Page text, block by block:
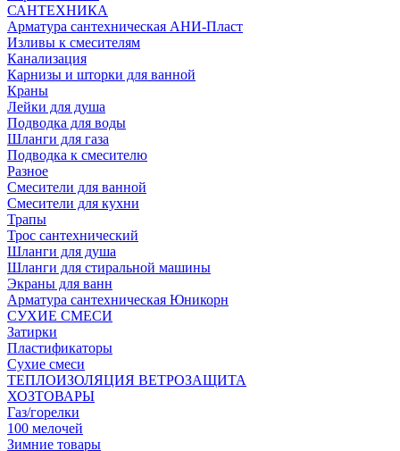
САНТЕХНИКА
Арматура сантехническая АНИ-Пласт
Изливы к смесителям
Канализация
Карнизы и шторки для ванной
Краны
Лейки для душа
Подводка для воды
Шланги для газа
Подводка к смесителю
Разное
Смесители для ванной
Смесители для кухни
Трапы
Трос сантехнический
Шланги для душа
Шланги для стиральной машины
Экраны для ванн
Арматура сантехническая Юникорн
СУХИЕ СМЕСИ
Затирки
Пластификаторы
Сухие смеси
ТЕПЛОИЗОЛЯЦИЯ ВЕТРОЗАЩИТА
ХОЗТОВАРЫ
Газ/горелки
100 мелочей
Зимние товары